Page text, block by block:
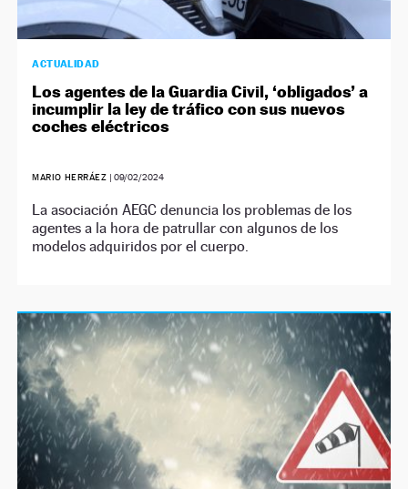
ACTUALIDAD
Los agentes de la Guardia Civil, ‘obligados’ a
incumplir la ley de tráfico con sus nuevos
coches eléctricos
MARIO HERRÁEZ |09/02/2024
La asociación AEGC denuncia los problemas de los
agentes a la hora de patrullar con algunos de los
modelos adquiridos por el cuerpo.